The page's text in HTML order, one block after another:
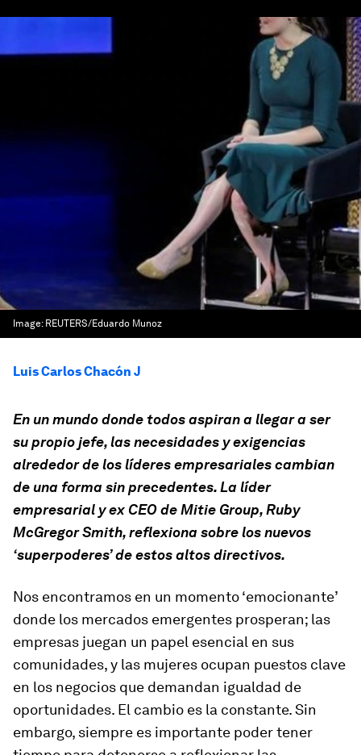
Image: REUTERS/Eduardo Munoz
Luis Carlos Chacón J
En un mundo donde todos aspiran a llegar a ser
su propio jefe, las necesidades y exigencias
alrededor de los líderes empresariales cambian
de una forma sin precedentes. La líder
empresarial y ex CEO de Mitie Group, Ruby
McGregor Smith, reflexiona sobre los nuevos
‘superpoderes’ de estos altos directivos.
Nos encontramos en un momento ‘emocionante’
donde los mercados emergentes prosperan; las
empresas juegan un papel esencial en sus
comunidades, y las mujeres ocupan puestos clave
en los negocios que demandan igualdad de
oportunidades. El cambio es la constante. Sin
embargo, siempre es importante poder tener